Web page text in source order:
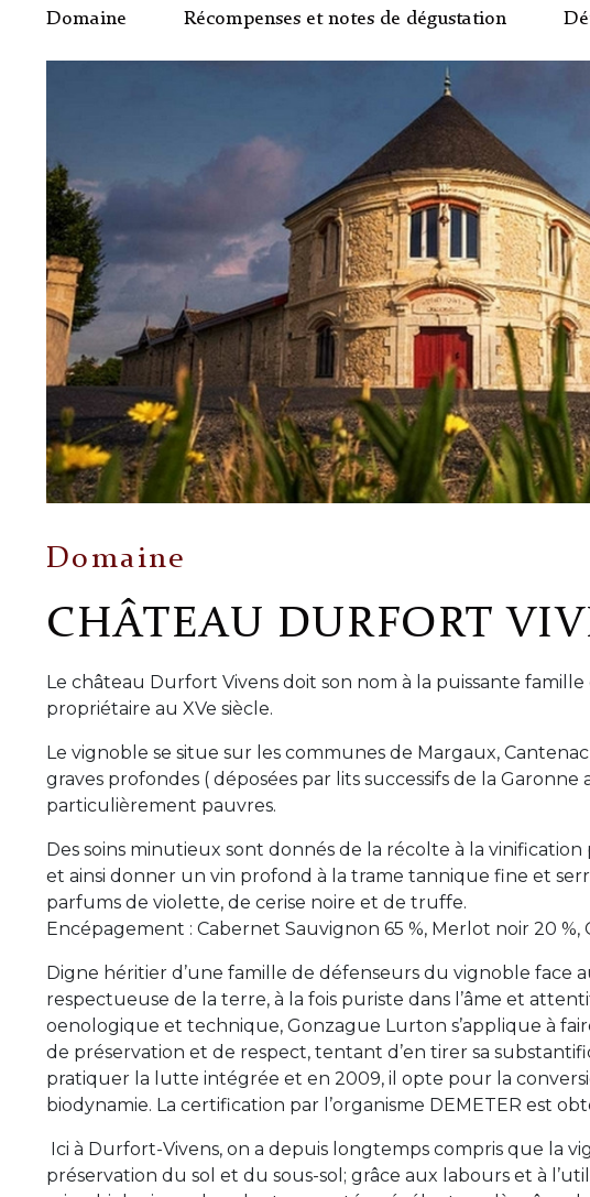
Domaine Récompenses et notes de dégustation
Domaine
CHÂTEAU DURFORT
Le château Durfort Vivens doit son nom à la puissante
propriétaire au XVe siècle.
Le vignoble se situe sur les communes de Margaux,
graves profondes ( déposées par lits successifs de la
particulièrement pauvres.
Des soins minutieux sont donnés de la récolte à la
et ainsi donner un vin profond à la trame tannique fine et
parfums de violette, de cerise noire et de truffe.
Encépagement : Cabernet Sauvignon 65 %, Merlot noir 20 %,
Digne héritier d’une famille de défenseurs du vignoble face
respectueuse de la terre, à la fois puriste dans l’âme et
oenologique et technique, Gonzague Lurton s’applique à
de préservation et de respect, tentant d’en tirer sa
pratiquer la lutte intégrée et en 2009, il opte pour la
biodynamie. La certification par l’organisme DEMETER est
Ici à Durfort-Vivens, on a depuis longtemps compris que la
préservation du sol et du sous-sol; grâce aux labours et à